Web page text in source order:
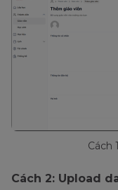
Cách
Cách 2: Upload